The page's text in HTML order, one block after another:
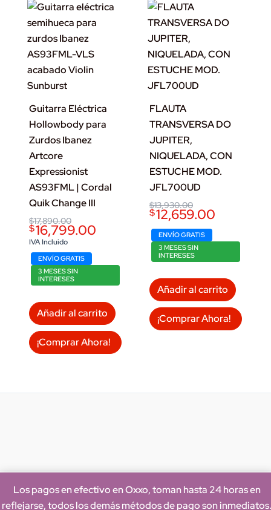
Los pagos en efectivo en Oxxo, toman hasta 24 horas en
reflejarse, todos los demás métodos de pago son inmediatos.
Guitarra Eléctrica
Hollowbody para
Zurdos Ibanez
Artcore
Expressionist
AS93FML | Cordal
Quik Change III
$17,890.00
Original
price
was:
$17,890.00.
$16,799.00
Current
price
is:
$16,799.00.
IVA Incluido
ENVÍO GRATIS
3 MESES SIN
INTERESES
Añadir al carrito
¡Comprar Ahora!
FLAUTA
TRANSVERSA DO
JUPITER,
NIQUELADA, CON
ESTUCHE MOD.
JFL700UD
$13,930.00
Original
price
$13,930.00.
$12,659.00
Current
price
$12,659.00.
ENVÍO GRATIS
3 MESES SIN
INTERESES
Añadir al carrito
¡Comprar Ahora!